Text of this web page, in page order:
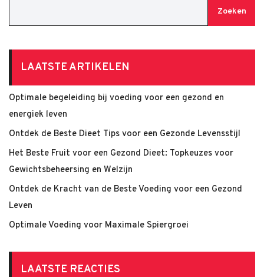
Zoeken
LAATSTE ARTIKELEN
Optimale begeleiding bij voeding voor een gezond en
energiek leven
Ontdek de Beste Dieet Tips voor een Gezonde Levensstijl
Het Beste Fruit voor een Gezond Dieet: Topkeuzes voor
Gewichtsbeheersing en Welzijn
Ontdek de Kracht van de Beste Voeding voor een Gezond
Leven
Optimale Voeding voor Maximale Spiergroei
LAATSTE REACTIES